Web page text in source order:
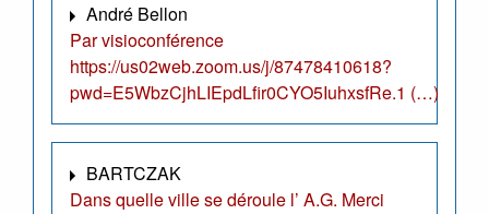
André Bellon
Par visioconférence
https://us02web.zoom.us/j/87478410618?
pwd=E5WbzCjhLIEpdLfir0CYO5IuhxsfRe.1 (…)
BARTCZAK
Dans quelle ville se déroule l’ A.G. Merci